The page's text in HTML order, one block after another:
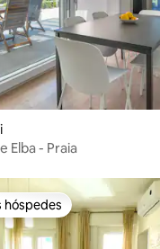
Elba - Praia
preferidos dos hóspedes
hóspedes